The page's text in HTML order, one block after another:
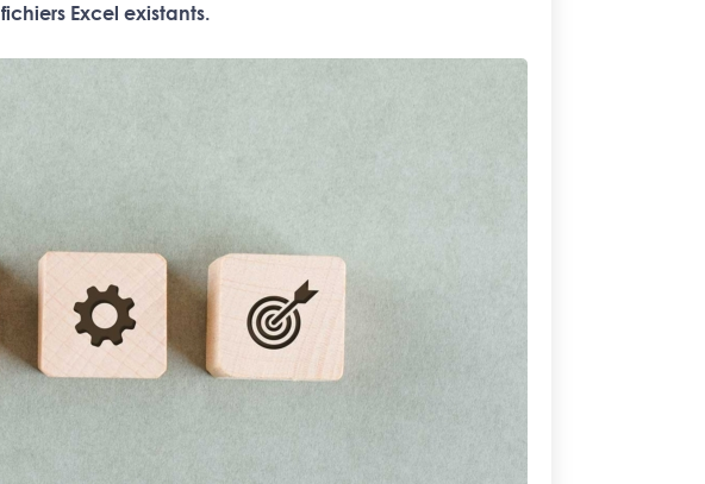
fichiers Excel existants.